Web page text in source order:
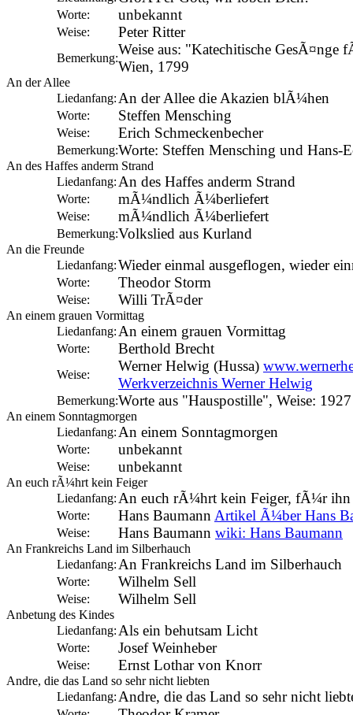
Worte: unbekannt
Weise: Peter Ritter
Bemerkung:
Weise aus: "Katechitische GesÃ¤nge
Wien, 1799
An der Allee
Liedanfang: An der Allee die Akazien blÃ¼hen
Worte: Steffen Mensching
Weise: Erich Schmeckenbecher
Bemerkung:Worte: Steffen Mensching und Hans-
An des Haffes anderm Strand
Liedanfang: An des Haffes anderm Strand
Worte: mÃ¼ndlich Ã¼berliefert
Weise: mÃ¼ndlich Ã¼berliefert
Bemerkung:Volkslied aus Kurland
An die Freunde
Liedanfang:Wieder einmal ausgeflogen, wieder
Worte: Theodor Storm
Weise: Willi TrÃ¤der
An einem grauen Vormittag
Liedanfang: An einem grauen Vormittag
Worte: Berthold Brecht
Weise:
Werner Helwig (Hussa)
Werkverzeichnis Werner Helwig
Bemerkung:Worte aus "Hauspostille", Weise: 1927
An einem Sonntagmorgen
Liedanfang: An einem Sonntagmorgen
Worte: unbekannt
Weise: unbekannt
An euch rÃ¼hrt kein Feiger
Liedanfang: An euch rÃ¼hrt kein Feiger, fÃ¼r
Worte: Hans Baumann Artikel Ã¼ber Hans
Weise: Hans Baumann wiki: Hans Baumann
An Frankreichs Land im Silberhauch
Liedanfang: An Frankreichs Land im Silberhauch
Worte: Wilhelm Sell
Weise: Wilhelm Sell
Anbetung des Kindes
Liedanfang: Als ein behutsam Licht
Worte: Josef Weinheber
Weise: Ernst Lothar von Knorr
Andre, die das Land so sehr nicht liebten
Liedanfang: Andre, die das Land so sehr nicht